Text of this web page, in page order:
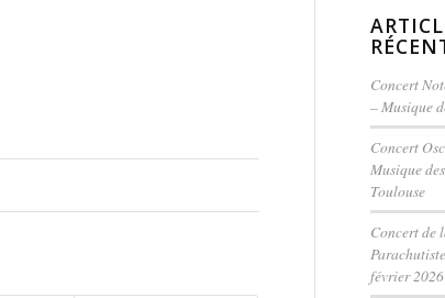
Concert
– Musique
Concert
Musique
Toulouse
Concert de
février 2026